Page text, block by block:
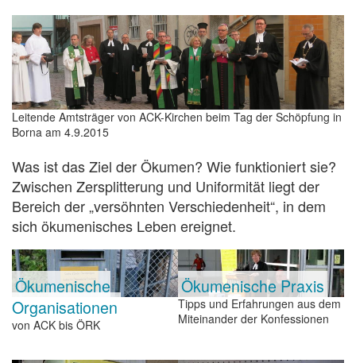
Leitende Amtsträger von ACK-Kirchen beim Tag der Schöpfung in
Borna am 4.9.2015
Was ist das Ziel der Ökumen? Wie funktioniert sie?
Zwischen Zersplitterung und Uniformität liegt der
Bereich der „versöhnten Verschiedenheit“, in dem
sich ökumenisches Leben ereignet.
Ökumenische
Organisationen
von ACK bis ÖRK
Ökumenische Praxis
Tipps und Erfahrungen aus dem
Miteinander der Konfessionen